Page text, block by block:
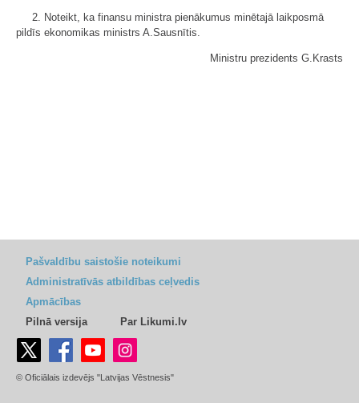
2. Noteikt, ka finansu ministra pienākumus minētajā laikposmā
pildīs ekonomikas ministrs A.Sausnītis.
Ministru prezidents G.Krasts
Pašvaldību saistošie noteikumi
Administratīvās atbildības ceļvedis
Apmācības
Pilnā versija
Par Likumi.lv
© Oficiālais izdevējs "Latvijas Vēstnesis"